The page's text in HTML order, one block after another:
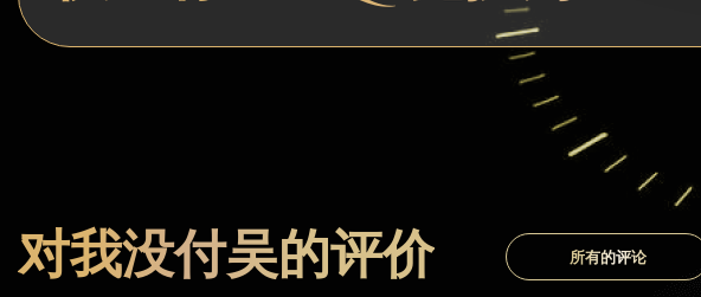
Notcoin (NOT)
Dogecoin
Dash
对我没付吴的评价 所有的评论